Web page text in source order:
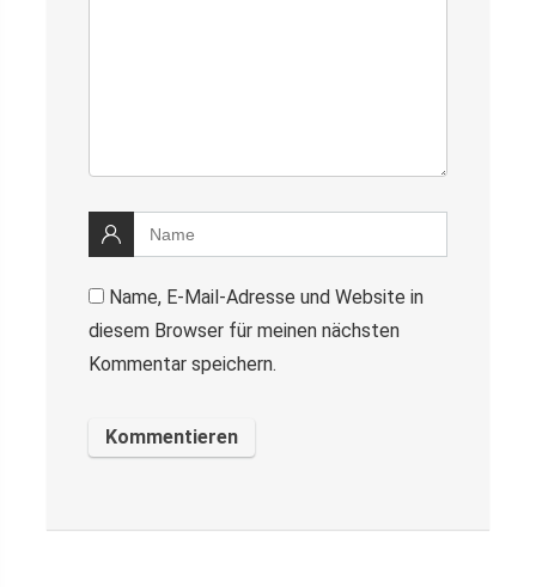
Name, E-Mail-Adresse und Website in
diesem Browser für meinen nächsten
Kommentar speichern.